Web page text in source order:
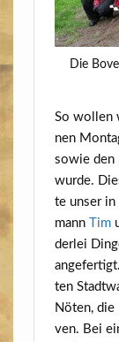
Die
So wol­len
nen
sowie den
wur­de.
te unser in
mann
Tim
der­lei
ten
Nöten,
ven. Bei